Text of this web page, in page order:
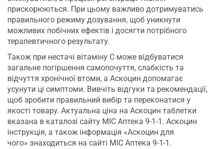
прискорюються. При цьому важливо дотримуватись
правильного режиму дозування, щоб уникнути
можливих побічних ефектів і досягти потрібного
терапевтичного результату.
Також при нестачі вітаміну С може відбуватися
загальне погіршення самопочуття, слабкість та
відчуття хронічної втоми, а Аскоцин допомагає
усунути ці симптоми. Вивчіть відгуки та рекомендації,
щоб зробити правильний вибір та переконатися у
якості товару. Актуальна ціна на Аскоцин таблетки
вказана в каталозі сайту МІС Аптека 9-1-1. Аскоцин
інструкція, а також інформація «Аскоцин для
чого» знаходиться на сайті МІС Аптека 9-1-1.